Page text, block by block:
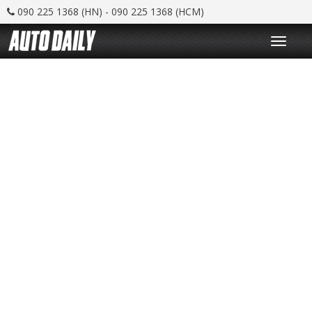
090 225 1368 (HN) - 090 225 1368 (HCM)
T
o
g